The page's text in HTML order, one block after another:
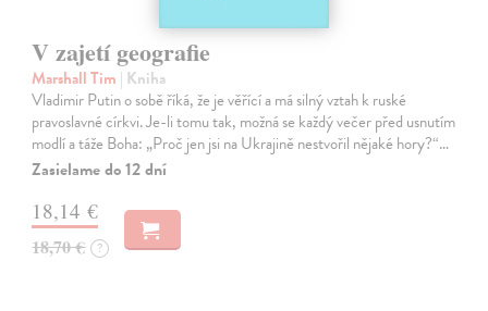
V zajetí geografie
Marshall Tim | Kniha
Vladimir Putin o sobě říká, že je věřící a má silný vztah k ruské
pravoslavné církvi. Je-li tomu tak, možná se každý večer před usnutím
modlí a táže Boha: „Proč jen jsi na Ukrajině nestvořil nějaké hory?“…
Zasielame do 12 dní
18,14 €
18,70 € ?